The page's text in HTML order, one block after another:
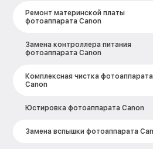
Ремонт материнской платы
фотоаппарата Canon
Замена контроллера питания
фотоаппарата Canon
Комплексная чистка фотоаппарата
Canon
Юстировка фотоаппарата Canon
Замена вспышки фотоаппарата